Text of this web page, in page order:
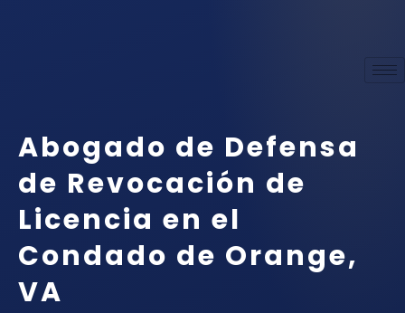
Abogado de Defensa
de Revocación de
Licencia en el
Condado de Orange,
VA